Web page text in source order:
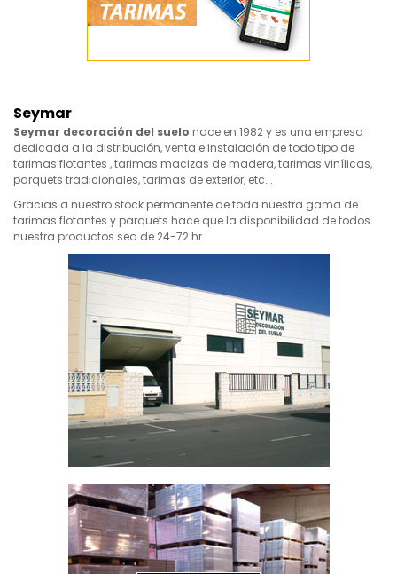
Seymar
Seymar decoración del suelo nace en 1982 y es una empresa
dedicada a la distribución, venta e instalación de todo tipo de
tarimas flotantes , tarimas macizas de madera, tarimas vinílicas,
parquets tradicionales, tarimas de exterior, etc...
Gracias a nuestro stock permanente de toda nuestra gama de
tarimas flotantes y parquets hace que la disponibilidad de todos
nuestra productos sea de 24-72 hr.